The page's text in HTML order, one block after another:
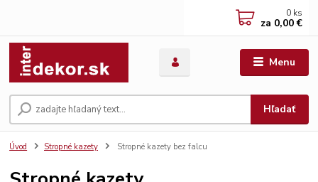
Menu
Hľadať
0 ks
za 0,00 €
Úvod Stropné kazety Stropné kazety bez falcu